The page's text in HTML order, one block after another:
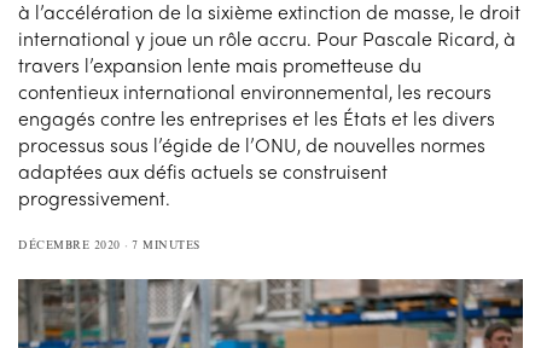
à l’accélération de la sixième extinction de masse, le droit
international y joue un rôle accru. Pour Pascale Ricard, à
travers l’expansion lente mais prometteuse du
contentieux international environnemental, les recours
engagés contre les entreprises et les États et les divers
processus sous l’égide de l’ONU, de nouvelles normes
adaptées aux défis actuels se construisent
progressivement.
DÉCEMBRE 2020 7 MINUTES